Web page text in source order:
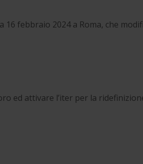
febbraio 2024 a Roma, che
ed attivare l’iter per la